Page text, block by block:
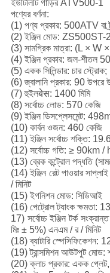
ইউটিলিটি গাড়ির ATV500-1
পণ্যের বর্ণনা:
(1) পণ্য প্রকার: 500ATV বা
(2) ইঞ্জিন মোড: ZS500ST-2
(3) সামগ্রিক মাত্রা: (L ×
(4) ইঞ্জিন প্রকার: জল-শীতল
(5) একক সিলিন্ডার: চার স্ট্রোক;
(6) জ্বালানি প্রকার: 90 উপরে
(7) হুইলबेस: 1400 মিমি
(8) সর্বোচ্চ লোড: 570 কেজি
(9) ইঞ্জিন ডিসপ্লেসমেন্ট:
(10) কার্বন ওজন: 460 কেজি
(11) ইঞ্জিন সর্বোচ্চ শক্তি:
(12) সর্বোচ্চ গতি: ≥ 90km /
(13) ব্রেক কন্ট্রোল পদ্ধতি
(14) ইঞ্জিন রেট পাওয়ার
/ মিনিট
(15) ইগনিশন মোড: সিডিআই
(16) পেট্রোল ট্যাংক ক্ষমতা:
17) সর্বোচ্চ ইঞ্জিন টর্ক
মিঃ ± 5%) এনএম / র / মিনিট
(18) ব্যাটারি স্পেসিফিকেশন:
(19) ট্রান্সমিশন আউটপুট মোড:
(20) ক্লাচ প্রকার: একক